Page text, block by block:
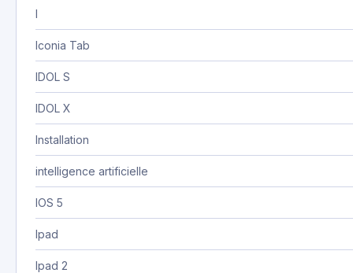
I
Iconia Tab
IDOL S
IDOL X
Installation
intelligence artificielle
IOS 5
Ipad
Ipad 2